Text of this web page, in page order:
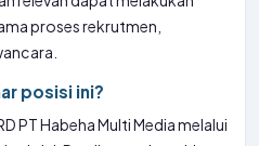
proses rekrutmen,
posisi ini?
PT Habeha Multi Media melalui